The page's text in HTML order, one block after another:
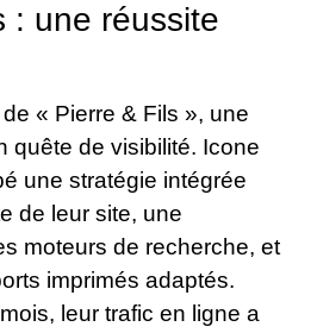
: une réussite
« Pierre & Fils », une
quête de visibilité. Icone
une stratégie intégrée
de leur site, une
moteurs de recherche, et
imprimés adaptés.
leur trafic en ligne a